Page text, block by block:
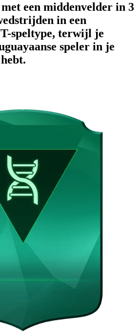
met een middenvelder in 3
in een
speltype, terwijl je
speler in je